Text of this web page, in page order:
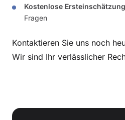
Kostenlose Ersteinschätzung
Fragen
Kontaktieren Sie uns noch
Wir sind Ihr verlässlicher